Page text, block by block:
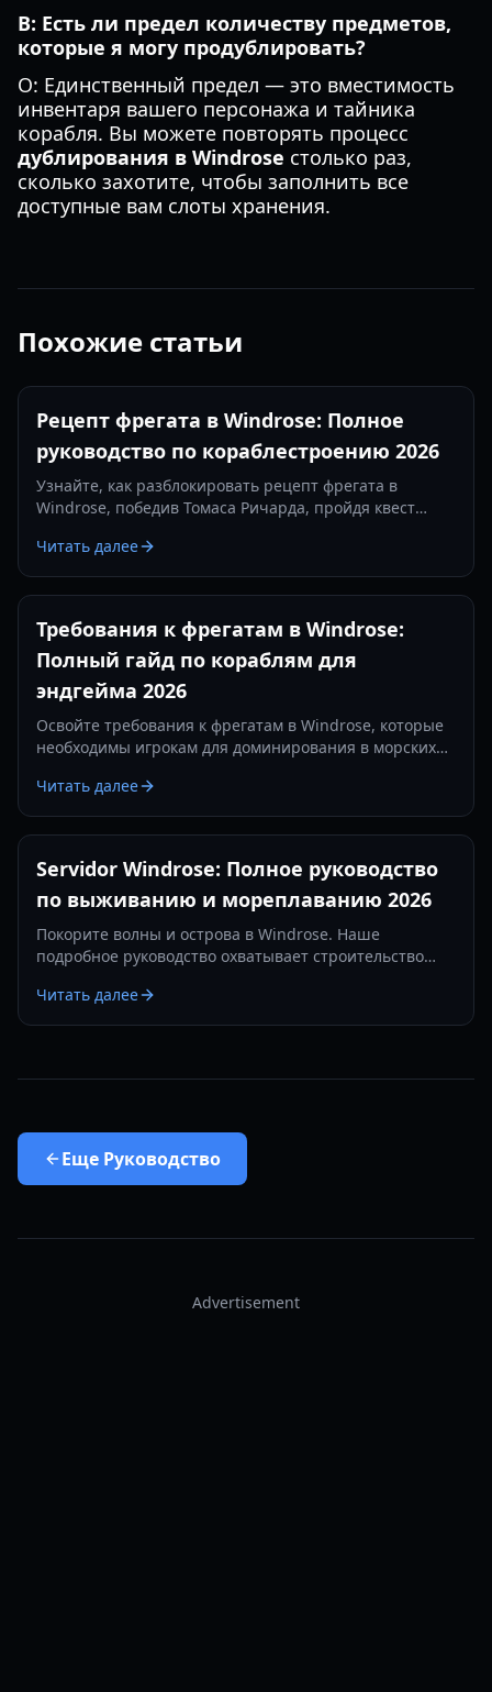
В: Есть ли предел количеству предметов,
которые я могу продублировать?
О: Единственный предел — это вместимость
инвентаря вашего персонажа и тайника
корабля. Вы можете повторять процесс
дублирования в Windrose столько раз,
сколько захотите, чтобы заполнить все
доступные вам слоты хранения.
Похожие статьи
Рецепт фрегата в Windrose: Полное
руководство по кораблестроению 2026
Узнайте, как разблокировать рецепт фрегата в
Windrose, победив Томаса Ричарда, пройдя квест
изготовив железные слитки.
Читать далее
Требования к фрегатам в Windrose:
Полный гайд по кораблям для
эндгейма 2026
Освойте требования к фрегатам в Windrose, которые
необходимы игрокам для доминирования в морских
предметах защиты и тактиках на 2026 год.
Читать далее
Servidor Windrose: Полное руководство
по выживанию и мореплаванию 2026
Покорите волны и острова в Windrose. Наше
подробное руководство охватывает строительство
году.
Читать далее
Еще Руководство
Advertisement